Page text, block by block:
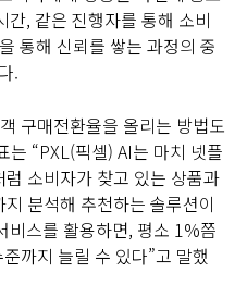
간, 같은 진행자를 통해 소비
통해 신뢰를 쌓는 과정의 중
.
구매전환율을 올리는 방법도
는 “PXL(픽셀) AI는 마치 넷플
소비자가 찾고 있는 상품과
분석해 추천하는 솔루션이
비스를 활용하면, 평소 1%쯤
까지 늘릴 수 있다”고 말했